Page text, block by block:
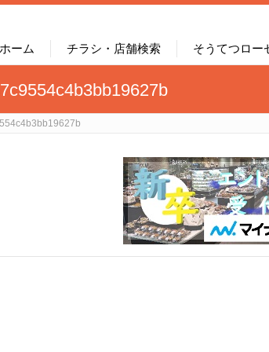
ホーム チラシ・店舗検索 そうてつロー